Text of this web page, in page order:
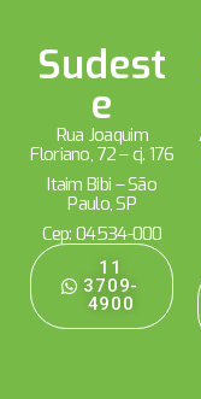
Sudest
e
Rua Joaquim
Floriano, 72 – cj. 176
Itaim Bibi – São
Paulo, SP
Cep: 04534-000
11
3709-
4900